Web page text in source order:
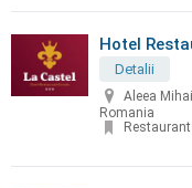
Hotel
Detalii
Aleea
Romania
Restaurant